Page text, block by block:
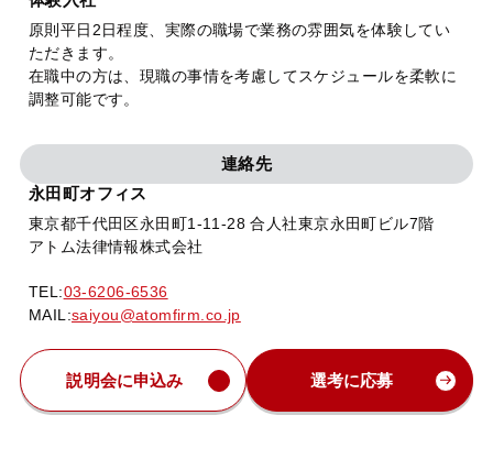
原則平日2日程度、実際の職場で業務の雰囲気を体験してい
ただきます。
在職中の方は、現職の事情を考慮してスケジュールを柔軟に
調整可能です。
連絡先
永田町オフィス
東京都千代田区永田町1-11-28 合人社東京永田町ビル7階
アトム法律情報株式会社
TEL:03-6206-6536
MAIL:saiyou@atomfirm.co.jp
説明会に申込み 選考に応募